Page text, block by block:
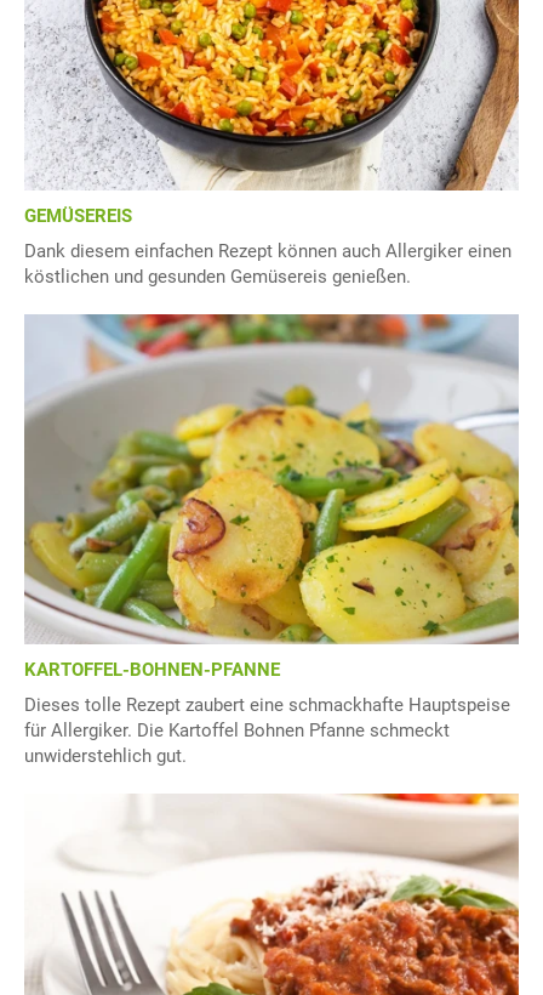
GEMÜSEREIS
Dank diesem einfachen Rezept können auch Allergiker einen
köstlichen und gesunden Gemüsereis genießen.
KARTOFFEL-BOHNEN-PFANNE
Dieses tolle Rezept zaubert eine schmackhafte Hauptspeise
für Allergiker. Die Kartoffel Bohnen Pfanne schmeckt
unwiderstehlich gut.